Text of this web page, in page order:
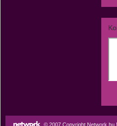
© 2007 Copyright Network.hu